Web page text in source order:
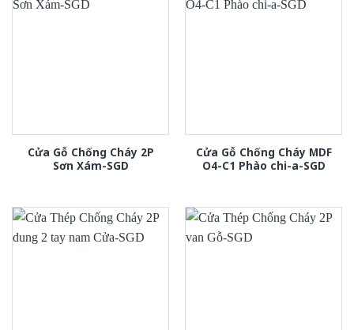
Cửa Gỗ Chống Cháy 2P
Sơn Xám-SGD
Cửa Gỗ Chống Cháy MDF
O4-C1 Phào chi-a-SGD